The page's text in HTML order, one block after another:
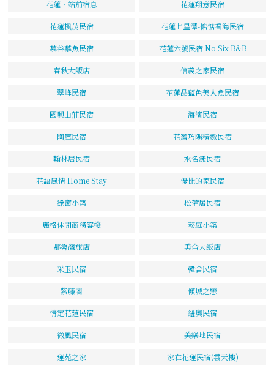
花蓮‧站前宿息 花蓮翔意民宿
花蓮楓茂民宿 花蓮七星潭-惦惦看海民宿
慕谷慕魚民宿 花蓮六號民宿 No.Six B&B
春秋大飯店 信義之家民宿
翠峰民宿 花蓮晶藍色美人魚民宿
國興山莊民宿 海濱民宿
陶庫民宿 花簷巧隅精緻民宿
翰林居民宿 水名漾民宿
花語風情 Home Stay 優比的家民宿
綠窗小築 松蒲居民宿
麗格休閒商務客棧 菘庭小築
那魯灣旅店 美侖大飯店
采玉民宿 韓舍民宿
紫藤閣 傾城之戀
情定花蓮民宿 紐奧民宿
微風民宿 美樂地民宿
蓮苑之家 家在花蓮民宿(雲天樓)